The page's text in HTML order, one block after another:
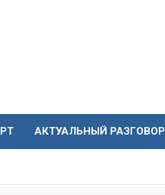
АКТУАЛЬНЫЙ РАЗГОВОР